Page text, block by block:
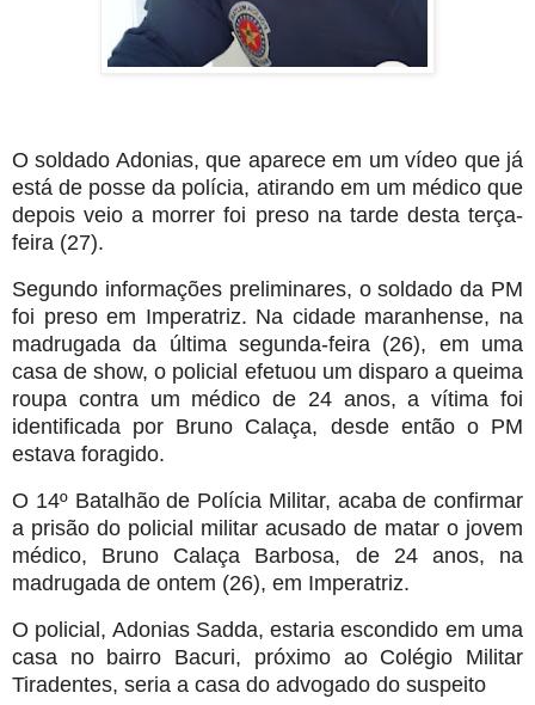
O soldado Adonias, que aparece em um vídeo que já
está de posse da polícia, atirando em um médico que
depois veio a morrer foi preso na tarde desta terça-
feira (27).
Segundo informações preliminares, o soldado da PM
foi preso em Imperatriz. Na cidade maranhense, na
madrugada da última segunda-feira (26), em uma
casa de show, o policial efetuou um disparo a queima
roupa contra um médico de 24 anos, a vítima foi
identificada por Bruno Calaça, desde então o PM
estava foragido.
O 14º Batalhão de Polícia Militar, acaba de confirmar
a prisão do policial militar acusado de matar o jovem
médico, Bruno Calaça Barbosa, de 24 anos, na
madrugada de ontem (26), em Imperatriz.
O policial, Adonias Sadda, estaria escondido em uma
casa no bairro Bacuri, próximo ao Colégio Militar
Tiradentes, seria a casa do advogado do suspeito